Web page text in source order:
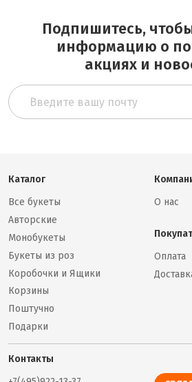
Подпишитесь,
информацию о
акциях и
Каталог
Все букеты
Авторские
Монобукеты
Букеты из роз
Коробочки и Ящики
Корзины
Поштучно
Подарки
О нас
Оплата
Контакты